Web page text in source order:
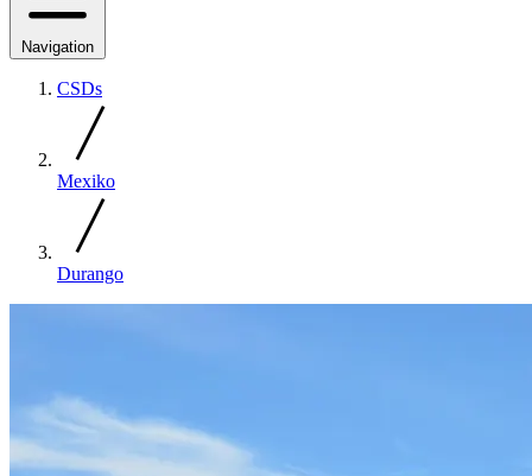
Navigation
CSDs
Mexiko
Durango